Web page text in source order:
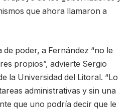
que ahora llamaron a
de poder, a Fernández “no le
propios”, advierte Sergio
la Universidad del Litoral. “Lo
administrativas y sin una
que uno podría decir que le